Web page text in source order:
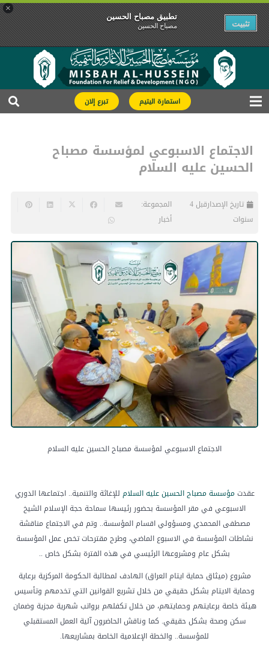
×
تطبیق مصباح الحسین
مصباح الحسین تثبیت
استمارة اليتيم تبرع إلان
الاجتماع الاسبوعي لمؤسسة مصباح
الحسين عليه السلام
تاريخ الإصدار
قبل 4
سنوات
المجموعة:
أخبار
الاجتماع الاسبوعي لمؤسسة مصباح الحسين عليه السلام
عقدت مؤسسة مصباح الحسين عليه السلام للإغاثة والتنمية.. اجتماعها الدوري
الاسبوعي في مقر المؤسسة بحضور رئيسها سماحة حجة الإسلام الشيخ
مصطفى المحمدي ومسؤولي اقسام المؤسسة.. وتم في الاجتماع مناقشة
نشاطات المؤسسة في الاسبوع الماضي، وطرح مقترحات تخص عمل المؤسسة
بشكل عام ومشروعها الرئيسي في هذه الفترة بشكل خاص ..
مشروع (ميثاق حماية ايتام العراق) الهادف لمطالبة الحكومة المركزية برعاية
وحماية الايتام بشكل حقيقي من خلال تشريع القوانين التي تخدمهم وتأسيس
هيئة خاصة برعايتهم وحمايتهم، من خلال تكفلهم برواتب شهرية مجزية وضمان
سكن وصحة بشكل حقيقي. كما وناقش الحاضرون آلية العمل المستقبلي
للمؤسسة.. والخطة الإعلامية الخاصة بمشاريعها.